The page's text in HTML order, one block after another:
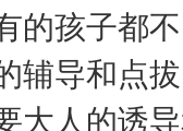
孩子都不
辅导和点
大人的诱